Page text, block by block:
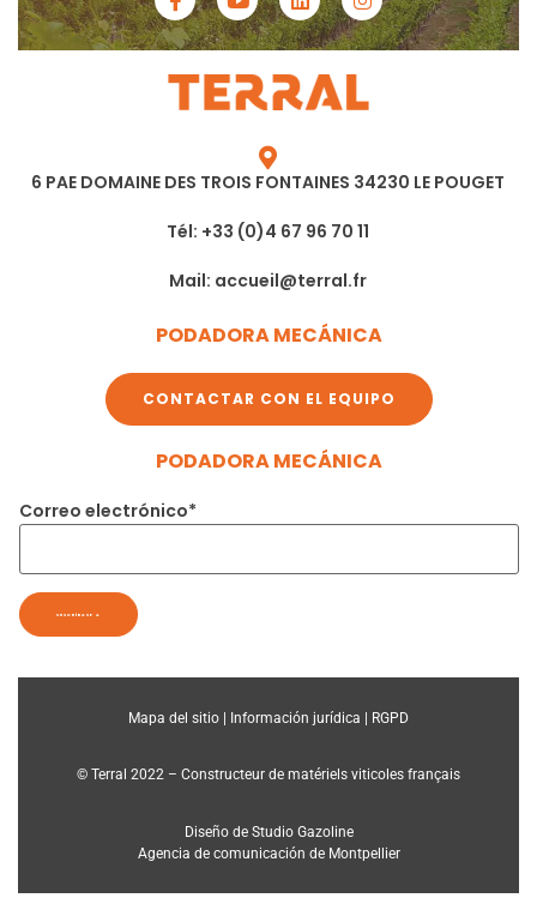
6 PAE DOMAINE DES TROIS FONTAINES 34230 LE POUGET
Tél: +33 (0)4 67 96 70 11
Mail: accueil@terral.fr
PODADORA MECÁNICA
CONTACTAR CON EL EQUIPO
PODADORA MECÁNICA
Correo electrónico*
Mapa del sitio | Información jurídica | RGPD
© Terral 2022 – Constructeur de matériels viticoles français
Diseño de Studio Gazoline
Agencia de comunicación de Montpellier